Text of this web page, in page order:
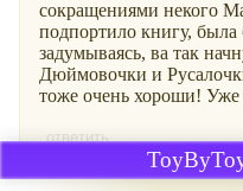
сокращениями некого
подпортило книгу,
задумываясь, ва так
Дюймовочки и
тоже очень хороши! Уже
ответить